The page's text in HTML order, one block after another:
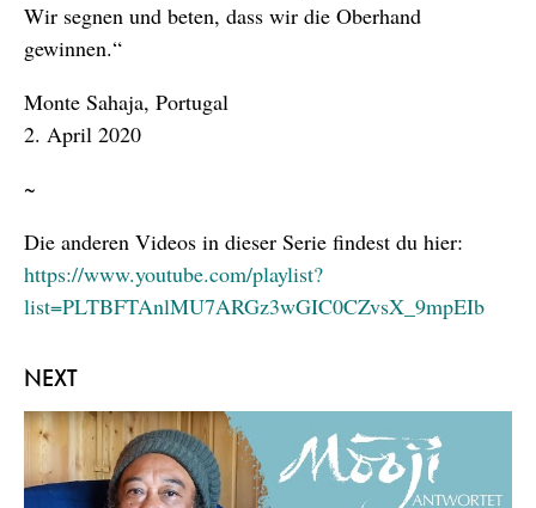
NEXT
Wir segnen und beten, dass wir die Oberhand
gewinnen.“
Monte Sahaja, Portugal
2. April 2020
~
Die anderen Videos in dieser Serie findest du hier:
https://www.youtube.com/playlist?
list=PLTBFTAnlMU7ARGz3wGIC0CZvsX_9mpEIb